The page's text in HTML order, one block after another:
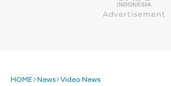
HOME News Video News